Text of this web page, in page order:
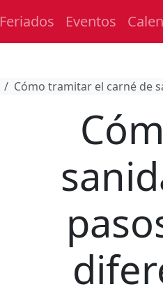
Feriados Eventos
Cómo tramitar el carné de